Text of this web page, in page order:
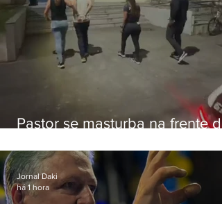
Pastor se masturba na frente de
Jornal Daki
há 1 hora